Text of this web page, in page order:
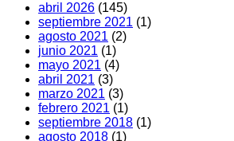
abril 2026 (145)
septiembre 2021 (1)
agosto 2021 (2)
junio 2021 (1)
mayo 2021 (4)
abril 2021 (3)
marzo 2021 (3)
febrero 2021 (1)
septiembre 2018 (1)
agosto 2018 (1)